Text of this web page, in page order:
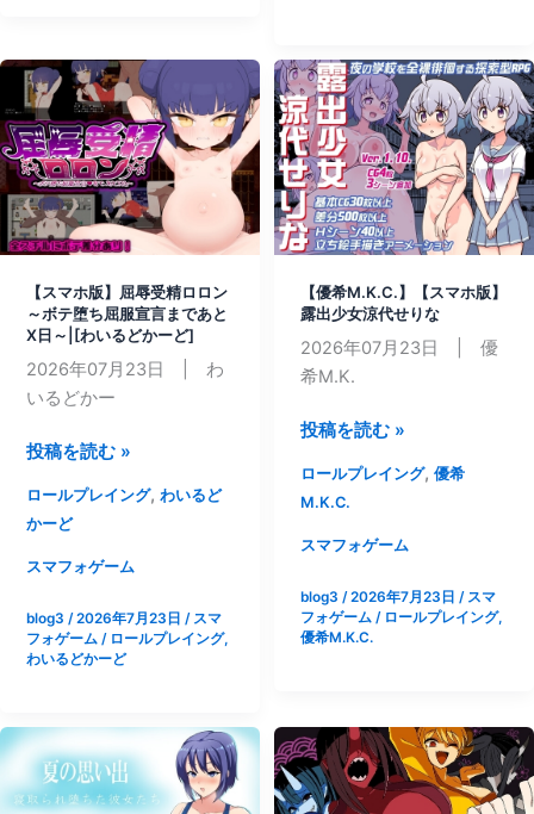
外
露
出
配
信|
[ガ
オ
堂]
坩
堝|
[お
ふ
ろ
ワ
ー
ス]
【スマホ版】屈辱受精ロロン
～ボテ堕ち屈服宣言まであと
X日～|[わいるどかーど]
2026年07月23日 | わ
いるどかー
【ス
ホ
版】
屈
受
精
ン
～
ボ
投稿を読む »
ロールプレイング, わいるど
かーど
スマフォゲーム
blog3 /2026年7月23日 / スマ
フォゲーム / ロールプレイング,
わいるどかーど
【優希M.K.C.】【スマホ版】
露出少女涼代せりな
2026年07月23日 | 優
希M.K.
【優
M.K.C.】
マ
版】
露
涼
代
せ
投稿を読む »
ロールプレイング, 優希
M.K.C.
スマフォゲーム
blog3 /2026年7月23日 / スマ
フォゲーム / ロールプレイング,
優希M.K.C.